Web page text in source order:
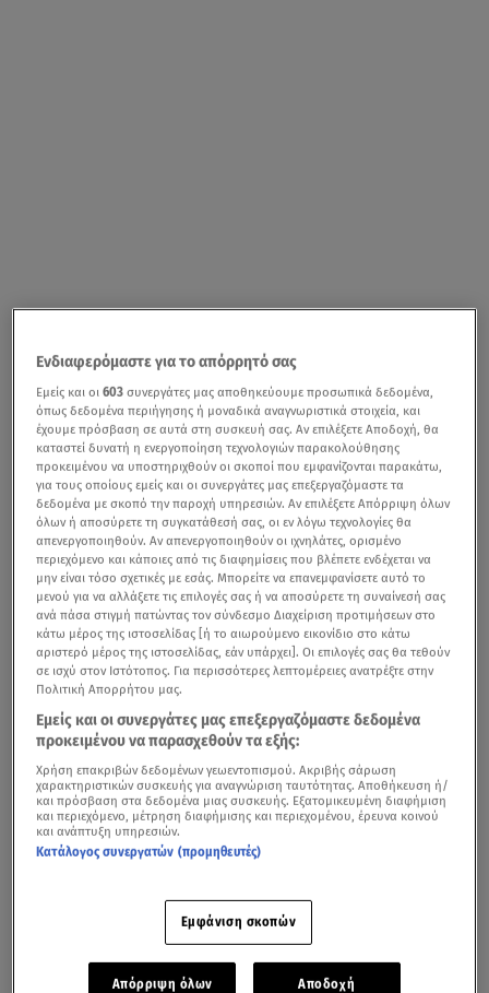
Ενδιαφερόμαστε για το απόρρητό σας
Εμείς και οι603 συνεργάτες μας αποθηκεύουμε προσωπικά δεδομένα,
όπως δεδομένα περιήγησης ή μοναδικά αναγνωριστικά στοιχεία, και
έχουμε πρόσβαση σε αυτά στη συσκευή σας. Αν επιλέξετε Αποδοχή, θα
καταστεί δυνατή η ενεργοποίηση τεχνολογιών παρακολούθησης
προκειμένου να υποστηριχθούν οι σκοποί που εμφανίζονται παρακάτω,
για τους οποίους εμείς και οι συνεργάτες μας επεξεργαζόμαστε τα
δεδομένα με σκοπό την παροχή υπηρεσιών. Αν επιλέξετε Απόρριψη όλων
όλων ή αποσύρετε τη συγκατάθεσή σας, οι εν λόγω τεχνολογίες θα
απενεργοποιηθούν. Αν απενεργοποιηθούν οι ιχνηλάτες, ορισμένο
περιεχόμενο και κάποιες από τις διαφημίσεις που βλέπετε ενδέχεται να
μην είναι τόσο σχετικές με εσάς. Μπορείτε να επανεμφανίσετε αυτό το
μενού για να αλλάξετε τις επιλογές σας ή να αποσύρετε τη συναίνεσή σας
ανά πάσα στιγμή πατώντας τον σύνδεσμο Διαχείριση προτιμήσεων στο
κάτω μέρος της ιστοσελίδας [ή το αιωρούμενο εικονίδιο στο κάτω
αριστερό μέρος της ιστοσελίδας, εάν υπάρχει]. Οι επιλογές σας θα τεθούν
σε ισχύ στον Ιστότοπος. Για περισσότερες λεπτομέρειες ανατρέξτε στην
Πολιτική Απορρήτου μας.
Εμείς και οι συνεργάτες μας επεξεργαζόμαστε δεδομένα
προκειμένου να παρασχεθούν τα εξής:
Χρήση επακριβών δεδομένων γεωεντοπισμού. Ακριβής σάρωση
χαρακτηριστικών συσκευής για αναγνώριση ταυτότητας. Αποθήκευση ή/
και πρόσβαση στα δεδομένα μιας συσκευής. Εξατομικευμένη διαφήμιση
και περιεχόμενο, μέτρηση διαφήμισης και περιεχομένου, έρευνα κοινού
και ανάπτυξη υπηρεσιών.
Κατάλογος συνεργατών (προμηθευτές)
Εμφάνιση σκοπών
Απόρριψη όλων Αποδοχή